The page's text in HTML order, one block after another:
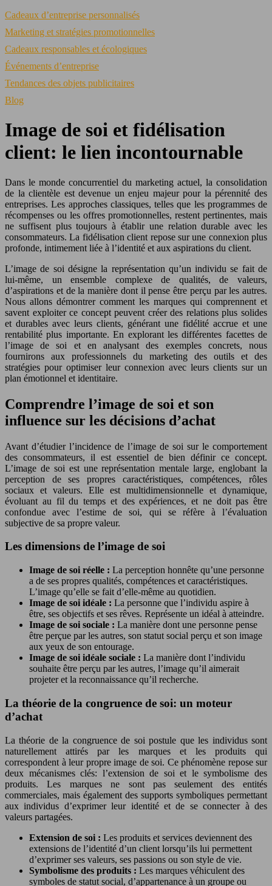
Cadeaux d’entreprise personnalisés
Marketing et stratégies promotionnelles
Cadeaux responsables et écologiques
Événements d’entreprise
Tendances des objets publicitaires
Blog
Image de soi et fidélisation
client: le lien incontournable
Dans le monde concurrentiel du marketing actuel, la consolidation
de la clientèle est devenue un enjeu majeur pour la pérennité des
entreprises. Les approches classiques, telles que les programmes de
récompenses ou les offres promotionnelles, restent pertinentes, mais
ne suffisent plus toujours à établir une relation durable avec les
consommateurs. La fidélisation client repose sur une connexion plus
profonde, intimement liée à l’identité et aux aspirations du client.
L’image de soi désigne la représentation qu’un individu se fait de
lui-même, un ensemble complexe de qualités, de valeurs,
d’aspirations et de la manière dont il pense être perçu par les autres.
Nous allons démontrer comment les marques qui comprennent et
savent exploiter ce concept peuvent créer des relations plus solides
et durables avec leurs clients, générant une fidélité accrue et une
rentabilité plus importante. En explorant les différentes facettes de
l’image de soi et en analysant des exemples concrets, nous
fournirons aux professionnels du marketing des outils et des
stratégies pour optimiser leur connexion avec leurs clients sur un
plan émotionnel et identitaire.
Comprendre l’image de soi et son
influence sur les décisions d’achat
Avant d’étudier l’incidence de l’image de soi sur le comportement
des consommateurs, il est essentiel de bien définir ce concept.
L’image de soi est une représentation mentale large, englobant la
perception de ses propres caractéristiques, compétences, rôles
sociaux et valeurs. Elle est multidimensionnelle et dynamique,
évoluant au fil du temps et des expériences, et ne doit pas être
confondue avec l’estime de soi, qui se réfère à l’évaluation
subjective de sa propre valeur.
Les dimensions de l’image de soi
Image de soi réelle : La perception honnête qu’une personne
a de ses propres qualités, compétences et caractéristiques.
L’image qu’elle se fait d’elle-même au quotidien.
Image de soi idéale : La personne que l’individu aspire à
être, ses objectifs et ses rêves. Représente un idéal à atteindre.
Image de soi sociale : La manière dont une personne pense
être perçue par les autres, son statut social perçu et son image
aux yeux de son entourage.
Image de soi idéale sociale : La manière dont l’individu
souhaite être perçu par les autres, l’image qu’il aimerait
projeter et la reconnaissance qu’il recherche.
La théorie de la congruence de soi: un moteur
d’achat
La théorie de la congruence de soi postule que les individus sont
naturellement attirés par les marques et les produits qui
correspondent à leur propre image de soi. Ce phénomène repose sur
deux mécanismes clés: l’extension de soi et le symbolisme des
produits. Les marques ne sont pas seulement des entités
commerciales, mais également des supports symboliques permettant
aux individus d’exprimer leur identité et de se connecter à des
valeurs partagées.
Extension de soi : Les produits et services deviennent des
extensions de l’identité d’un client lorsqu’ils lui permettent
d’exprimer ses valeurs, ses passions ou son style de vie.
Symbolisme des produits : Les marques véhiculent des
symboles de statut social, d’appartenance à un groupe ou